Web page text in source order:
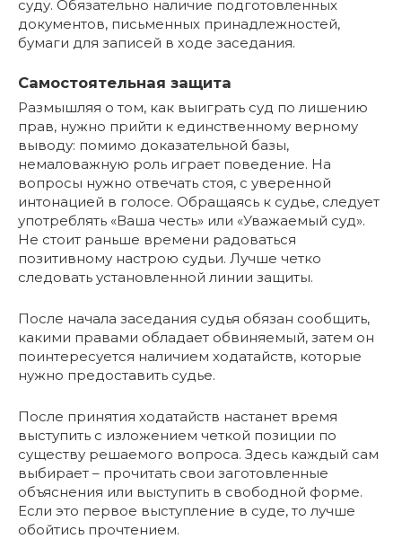
суду. Обязательно наличие подготовленных
документов, письменных принадлежностей,
бумаги для записей в ходе заседания.
Самостоятельная защита
Размышляя о том, как выиграть суд по лишению
прав, нужно прийти к единственному верному
выводу: помимо доказательной базы,
немаловажную роль играет поведение. На
вопросы нужно отвечать стоя, с уверенной
интонацией в голосе. Обращаясь к судье, следует
употреблять «Ваша честь» или «Уважаемый суд».
Не стоит раньше времени радоваться
позитивному настрою судьи. Лучше четко
следовать установленной линии защиты.
После начала заседания судья обязан сообщить,
какими правами обладает обвиняемый, затем он
поинтересуется наличием ходатайств, которые
нужно предоставить судье.
После принятия ходатайств настанет время
выступить с изложением четкой позиции по
существу решаемого вопроса. Здесь каждый сам
выбирает – прочитать свои заготовленные
объяснения или выступить в свободной форме.
Если это первое выступление в суде, то лучше
обойтись прочтением.